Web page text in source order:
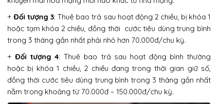
+Đối tượng 3: Thuê bao trả sau hoạt động 2 chiều, bị khóa 1
hoặc tạm khóa 2 chiều, đồng thời cước tiêu dùng trung bình
trong 3 tháng gần nhất phải nhỏ hơn 70.000đ/chu kỳ.
+Đối tượng 4: Thuê bao trả sau hoạt động bình thường
hoặc bị khóa 1 chiều, 2 chiều đang trong thời gian giữ số,
đồng thời cước tiêu dùng trung bình trong 3 tháng gần nhất
nằm trong khoảng từ 70.000đ – 150.000đ/chu kỳ.